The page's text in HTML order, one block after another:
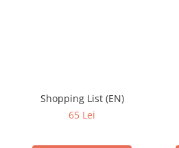
Shopping List (EN)
65 Lei